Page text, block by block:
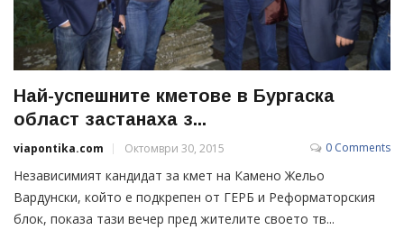
Най-успешните кметове в Бургаска
област застанаха з...
viapontika.com Октомври 30, 2015 0 Comments
Независимият кандидат за кмет на Камено Жельо
Вардунски, който е подкрепен от ГЕРБ и Реформаторския
блок, показа тази вечер пред жителите своето тв...